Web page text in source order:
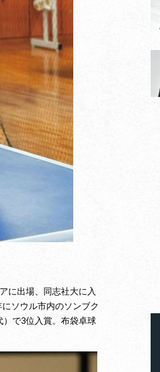
に出場、同志社大に入
ソウル市内のソンブク
）で3位入賞。布袋卓球